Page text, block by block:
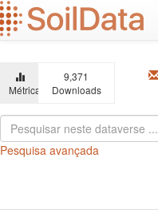
Ir
para
o
principal
Métricas
9,371
Downloads
Pesquisa avançada